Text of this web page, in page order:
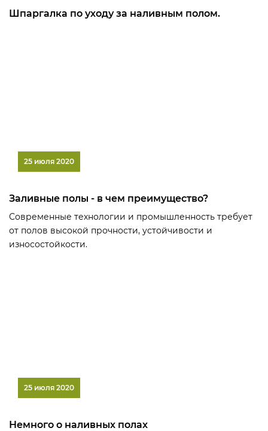
Шпаргалка по уходу за наливным полом.
25 июля 2020
Заливные полы - в чем преимущество?
Современные технологии и промышленность требует
от полов высокой прочности, устойчивости и
износостойкости.
25 июля 2020
Немного о наливных полах